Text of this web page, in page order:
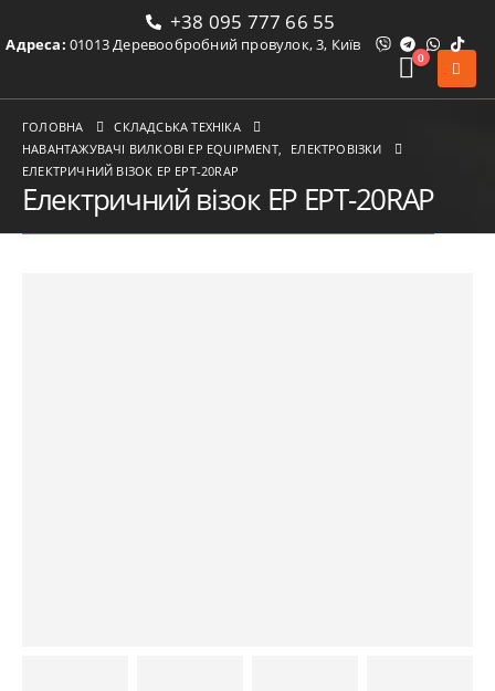
+38 095 777 66 55
Адреса: 01013 Деревообробний провулок, 3, Київ
0
ГОЛОВНА
СКЛАДСЬКА ТЕХНІКА
НАВАНТАЖУВАЧІ ВИЛКОВІ ЕР EQUIPMENT,
ЕЛЕКТРОВІЗКИ
ЕЛЕКТРИЧНИЙ ВІЗОК EP EPT-20RAP
Електричний візок EP EPT-20RAP